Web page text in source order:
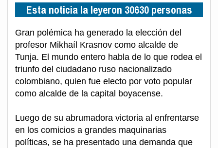
Esta noticia la leyeron 30630 personas
Gran polémica ha generado la elección del
profesor Mikhaíl Krasnov como alcalde de
Tunja. El mundo entero habla de lo que rodea el
triunfo del ciudadano ruso nacionalizado
colombiano, quien fue electo por voto popular
como alcalde de la capital boyacense.
Luego de su abrumadora victoria al enfrentarse
en los comicios a grandes maquinarias
políticas, se ha presentado una demanda que